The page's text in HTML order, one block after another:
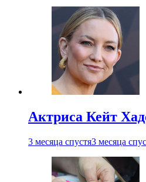
Актриса Кейт
3 месяца спустя3 месяца